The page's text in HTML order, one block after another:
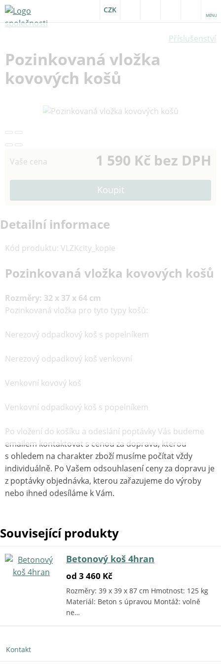
CZK
MENU
Příslušenství
Pozinkovaná vložka
kovových košů
Vaše cena 1 590 Kč bez DPH
Detailní informace
Kód produktu: VLZKcity_kopie
Pozinkovaná vložka kovových košů
Rozměry: 32 x 37 x 64 cm
Pozinkovaná vložka pro tyto typy košů:
Nerezový odpadkový koš s popelníkem
Nerezový odpadkový koš venkovní
Venkovní kovový koš
Venkovní odpadkový koš s popelníkem
Po vložení do košíku a odeslání poptávky Vás budeme
emailem kontaktovat s cenou za dopravu, kterou
s ohledem na charakter zboží musíme počítat vždy
individuálně. Po Vašem odsouhlasení ceny za dopravu je
z poptávky objednávka, kterou zařazujeme do výroby
nebo ihned odesíláme k Vám.
Související produkty
Betonový koš 4hran
od 3 460 Kč
Rozměry: 39 x 39 x 87 cm Hmotnost: 125 kg
Materiál: Beton s úpravou Montáž: volně
ne…
Kontakt